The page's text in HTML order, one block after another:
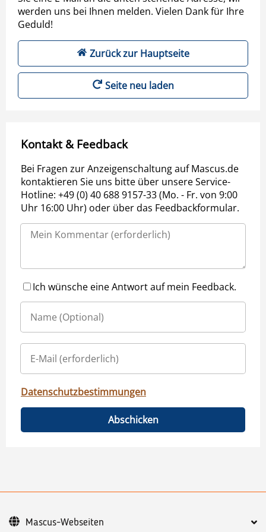
werden uns bei Ihnen melden. Vielen Dank für Ihre
Geduld!
Zurück zur Hauptseite
Seite neu laden
Kontakt & Feedback
Bei Fragen zur Anzeigenschaltung auf Mascus.de
kontaktieren Sie uns bitte über unsere Service-
Hotline: +49 (0) 40 688 9157-33 (Mo. - Fr. von 9:00
Uhr 16:00 Uhr) oder über das Feedbackformular.
Ich wünsche eine Antwort auf mein Feedback.
Datenschutzbestimmungen
Abschicken
Mascus-Webseiten